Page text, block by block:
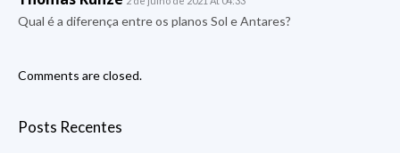
Qual é a diferença entre os planos Sol e Antares?
Comments are closed.
Posts Recentes